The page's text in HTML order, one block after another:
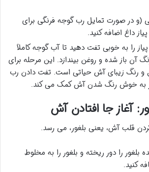
(و در صورت تمایل رب گوجه فرنگی برای
داغ اضافه کنید.
را به خوبی تفت دهید تا آب گوجه کاملاً
آن باز شده و روغن بیندازد. این مرحله برای
رنگ زیبای آش حیاتی است. تفت دادن رب
به خوش رنگ شدن آش کمک می کند.
قلب آش، یعنی بلغور، می رسد.
را دور ریخته و بلغور را به مخلوط
کنید.